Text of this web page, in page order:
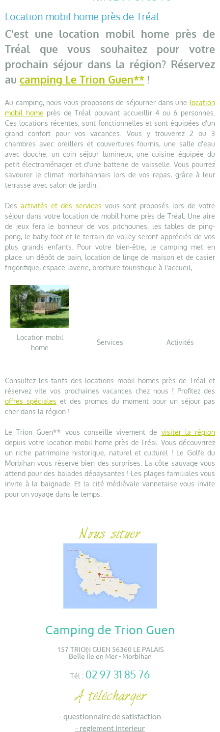
Location mobil home près de Tréal
C'est une location mobil home près de
Tréal que vous souhaitez pour votre
prochain séjour dans la région? Réservez
au camping Le Trion Guen** !
Au camping, nous vous proposons de séjourner dans une location
mobil home près de Tréal pouvant accueillir 4 ou 6 personnes.
Ces locations récentes, sont fonctionnelles et sont équipées d'un
grand confort pour vos vacances. Vous y trouverez 2 ou 3
chambres avec oreillers et couvertures fournis, une salle d'eau
avec douche, un coin séjour lumineux, une cuisine équipée du
petit électroménager et d'une batterie de vaisselle. Vous pourrez
savourer le climat morbihannais lors de vos repas, grâce à leur
terrasse avec salon de jardin.
Des activités et des services vous sont proposés lors de votre
séjour dans votre location de mobil home près de Tréal. Une aire
de jeux fera le bonheur de vos pitchounes, les tables de ping-
pong, le baby-foot et le terrain de volley seront appréciés de vos
plus grands enfants. Pour votre bien-être, le camping met en
place: un dépôt de pain, location de linge de maison et de casier
frigorifique, espace laverie, brochure touristique à l'accueil,...
Location mobil
home
Services Activités
Consultez les tarifs des locations mobil homes près de Tréal et
réservez vite vos prochaines vacances chez nous ! Profitez des
offres spéciales et des promos du moment pour un séjour pas
cher dans la région !
Le Trion Guen** vous conseille vivement de visiter la région
depuis votre location mobil home près de Tréal. Vous découvrirez
un riche patrimoine historique, naturel et culturel ! Le Golfe du
Morbihan vous réserve bien des surprises. La côte sauvage vous
attend pour des balades dépaysantes ! Les plages familiales vous
invite à la baignade. Et la cité médiévale vannetaise vous invite
pour un voyage dans le temps.
Camping de Trion Guen
157 TRION GUEN 56360 LE PALAIS
Belle Île en Mer - Morbihan
Tél : 02 97 31 85 76
- questionnaire de satisfaction
- reglement interieur